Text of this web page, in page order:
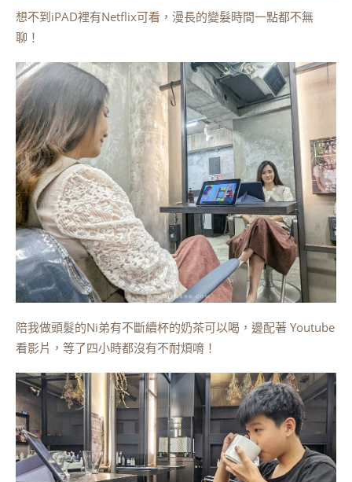
想不到iPAD裡有Netflix可看，漫長的變髮時間一點都不無
聊！
陪我做頭髮的Ni弟有不斷續杯的奶茶可以喝，邊配著 Youtube
看影片，等了四小時都沒有不耐煩唷！